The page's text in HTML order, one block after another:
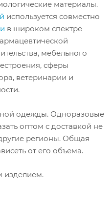
материалы.
используется совместно
в широком спектре
мебельного
сферы
ветеринарии и
одежды. Одноразовые
оптом с доставкой не
регионы. Общая
от его объема.
изделием.